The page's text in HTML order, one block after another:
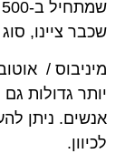
שכבר ציינו,
מיניבוס /
יותר גדולות
לכיוון.